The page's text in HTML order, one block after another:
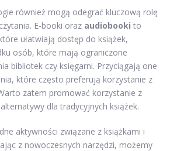
również mogą odegrać kluczową rolę
E-booki oraz audiobooki to
ułatwiają dostęp do książek,
osób, które mają ograniczone
bibliotek czy księgarni. Przyciągają one
które często preferują korzystanie z
zatem promować korzystanie z
dla tradycyjnych książek.
aktywności związane z książkami i
z nowoczesnych narzędzi, możemy